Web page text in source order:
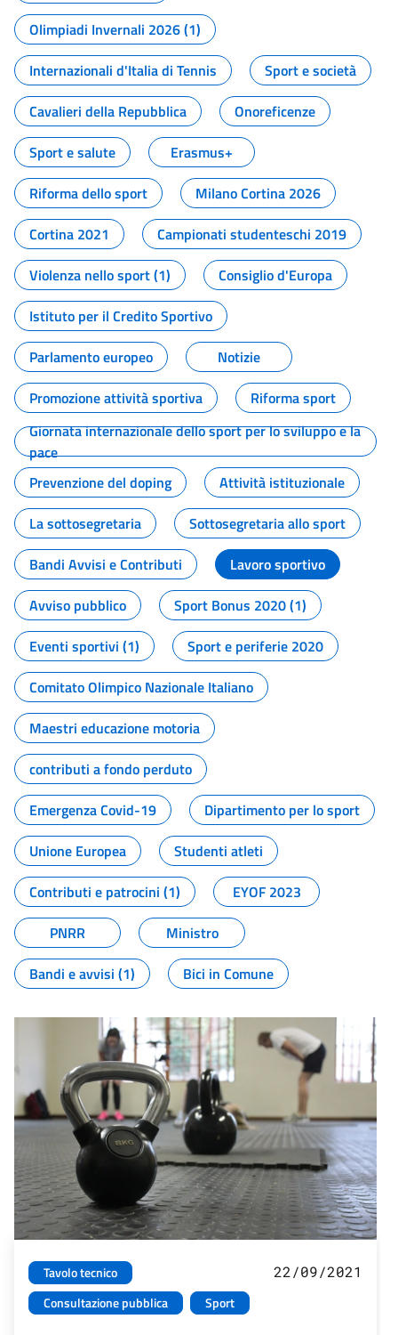
Olimpiadi Invernali 2026 (1)
Internazionali d'Italia di Tennis
Sport e società
Cavalieri della Repubblica
Onoreficenze
Sport e salute
Erasmus+
Riforma dello sport
Milano Cortina 2026
Cortina 2021
Campionati studenteschi 2019
Violenza nello sport (1)
Consiglio d'Europa
Istituto per il Credito Sportivo
Parlamento europeo
Notizie
Promozione attività sportiva
Riforma sport
Giornata internazionale dello sport per lo sviluppo e la
pace
Prevenzione del doping
Attività istituzionale
La sottosegretaria
Sottosegretaria allo sport
Bandi Avvisi e Contributi
Lavoro sportivo
Avviso pubblico
Sport Bonus 2020 (1)
Eventi sportivi (1)
Sport e periferie 2020
Comitato Olimpico Nazionale Italiano
Maestri educazione motoria
contributi a fondo perduto
Emergenza Covid-19
Dipartimento per lo sport
Unione Europea
Studenti atleti
Contributi e patrocini (1)
EYOF 2023
PNRR
Ministro
Bandi e avvisi (1)
Bici in Comune
Tavolo tecnico
Consultazione pubblica
Sport
22/09/2021